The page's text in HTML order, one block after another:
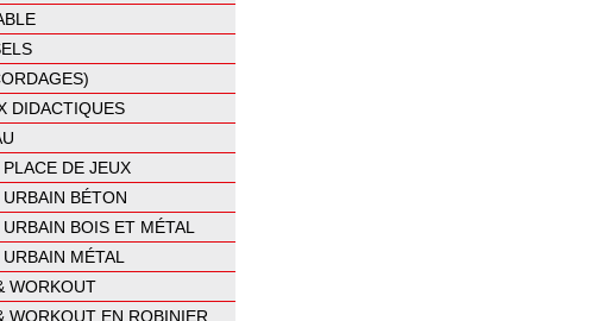
DIDACTIQUES
DE JEUX
BÉTON
BOIS ET MÉTAL
MÉTAL
WORKOUT
WORKOUT EN ROBINIER